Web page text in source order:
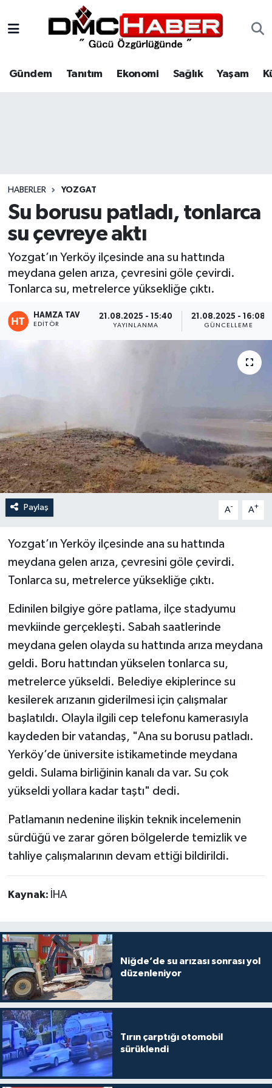
Gündem Tanıtım Ekonomi Sağlık Yaşam
HABERLER YOZGAT
Su borusu patladı, tonlarca
su çevreye aktı
Yozgat’ın Yerköy ilçesinde ana su hattında
meydana gelen arıza, çevresini göle çevirdi.
Tonlarca su, metrelerce yüksekliğe çıktı.
HAMZA TAV
EDITÖR
21.08.2025 - 15:40
YAYINLANMA
21.08.2025 - 16:08
GÜNCELLEME
Paylaş A- A+
Yozgat’ın Yerköy ilçesinde ana su hattında
meydana gelen arıza, çevresini göle çevirdi.
Tonlarca su, metrelerce yüksekliğe çıktı.
Edinilen bilgiye göre patlama, ilçe stadyumu
mevkiinde gerçekleşti. Sabah saatlerinde
meydana gelen olayda su hattında arıza meydana
geldi. Boru hattından yükselen tonlarca su,
metrelerce yükseldi. Belediye ekiplerince su
kesilerek arızanın giderilmesi için çalışmalar
başlatıldı. Olayla ilgili cep telefonu kamerasıyla
kaydeden bir vatandaş, "Ana su borusu patladı.
Yerköy’de üniversite istikametinde meydana
geldi. Sulama birliğinin kanalı da var. Su çok
yükseldi yollara kadar taştı" dedi.
Patlamanın nedenine ilişkin teknik incelemenin
sürdüğü ve zarar gören bölgelerde temizlik ve
tahliye çalışmalarının devam ettiği bildirildi.
Kaynak: İHA
Niğde’de su arızası sonrası yol
düzenleniyor
Tırın çarptığı otomobil
sürüklendi
Tanıtım
Spor
Siyaset
Eğitim
Teknoloji
Nöbetçi Eczaneler
Hava Durumu
Haber Arşivi